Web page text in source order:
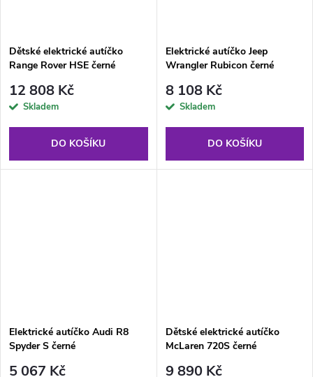
Dětské elektrické autíčko
Range Rover HSE černé
12 808 Kč
Skladem
DO KOŠÍKU
Elektrické autíčko Jeep
Wrangler Rubicon černé
8 108 Kč
Skladem
DO KOŠÍKU
Elektrické autíčko Audi R8
Spyder S černé
5 067 Kč
Dětské elektrické autíčko
McLaren 720S černé
9 890 Kč